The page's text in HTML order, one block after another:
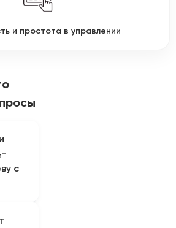
и простота в управлении
с